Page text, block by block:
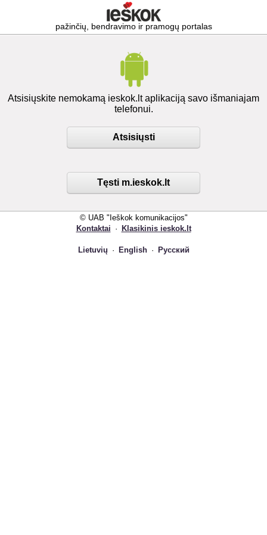
pažinčių, bendravimo ir pramogų portalas
Atsisiųskite nemokamą ieskok.lt aplikaciją savo išmaniajam
telefonui.
Atsisiųsti
Tęsti m.ieskok.lt
© UAB "Ieškok komunikacijos"
Kontaktai · Klasikinis ieskok.lt
Lietuvių · English · Русский